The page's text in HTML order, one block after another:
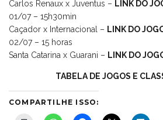
Carlos Renaux x Juventus – LINK DO
01/07 – 15h30min
Caçador x Internacional – LINK DO
02/07 – 15 horas
Santa Catarina x Guarani – LINK DO
TABELA DE JOGOS E
COMPARTILHE ISSO: